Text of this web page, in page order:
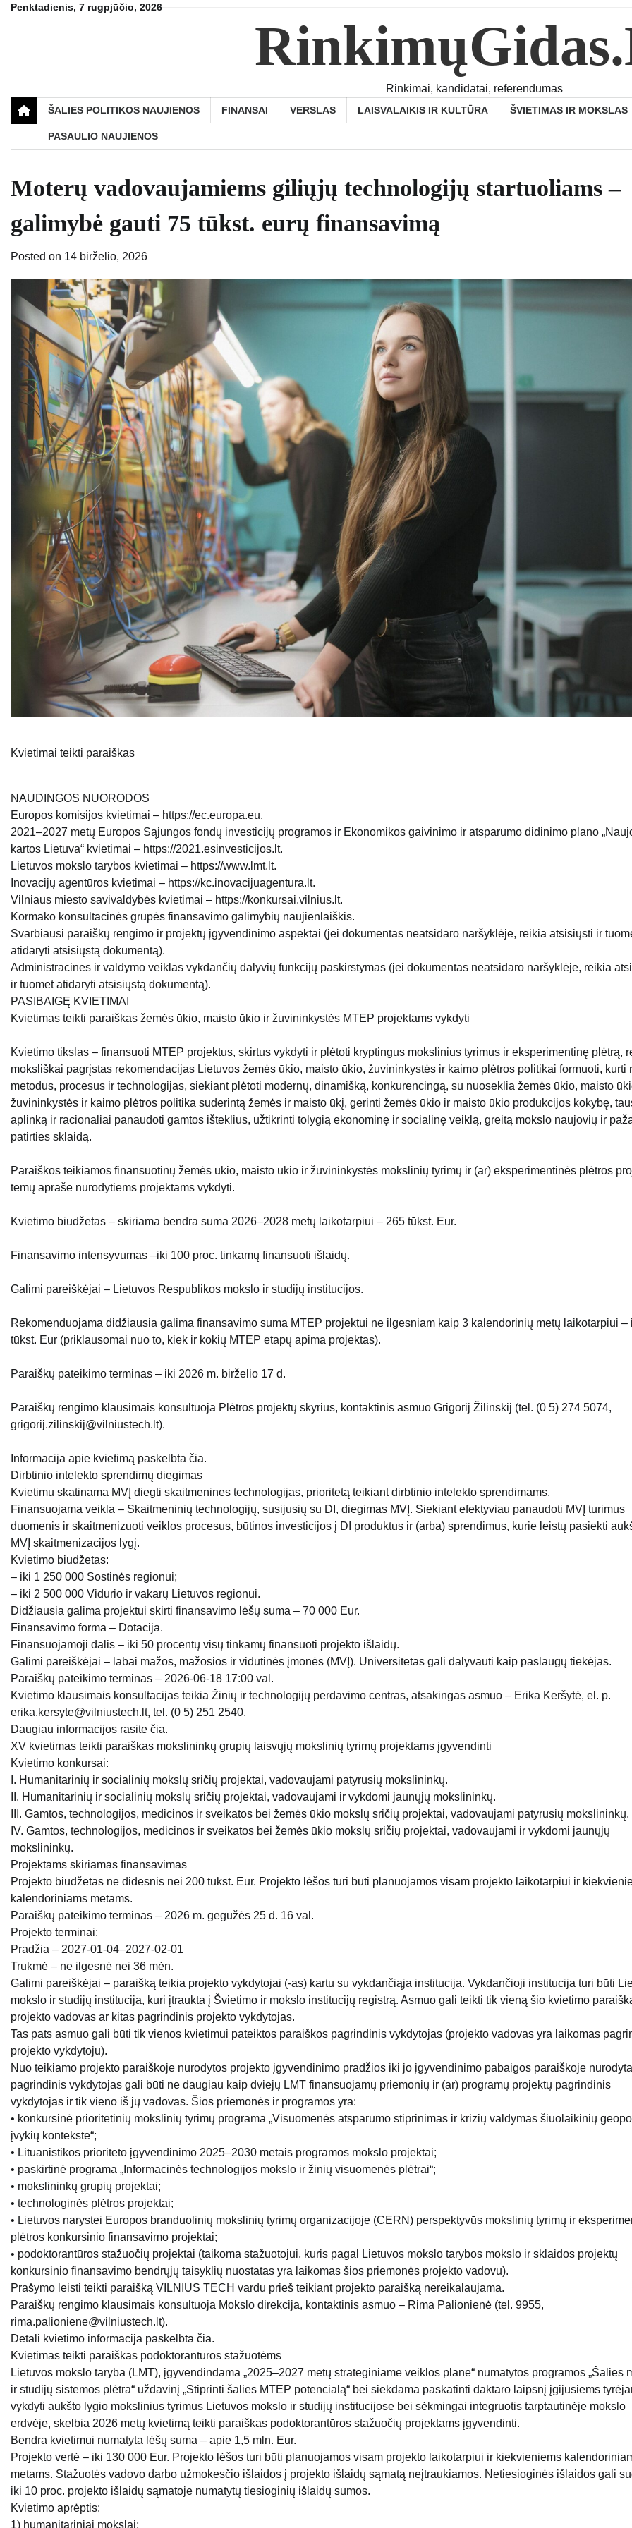
SkipPenktadienis, 7 rugpjūčio, 2026
Rinkimai, kandidatai, referendumas
ŠALIES POLITIKOS NAUJIENOS FINANSAI VERSLAS LAISVALAIKIS IR KULTŪRA ŠVIETIMAS IR MOKSLAS
PASAULIO NAUJIENOS
Moterų vadovaujamiems giliųjų technologijų startuoliams –
galimybė gauti 75 tūkst. eurų finansavimą
Posted on 14 birželio, 2026
Kvietimai teikti paraiškas
NAUDINGOS NUORODOS
Europos komisijos kvietimai – https://ec.europa.eu.
2021–2027 metų Europos Sąjungos fondų investicijų programos ir Ekonomikos gaivinimo ir atsparumo didinimo plano
kartos Lietuva“ kvietimai – https://2021.esinvesticijos.lt.
Lietuvos mokslo tarybos kvietimai – https://www.lmt.lt.
Inovacijų agentūros kvietimai – https://kc.inovacijuagentura.lt.
Vilniaus miesto savivaldybės kvietimai – https://konkursai.vilnius.lt.
Kormako konsultacinės grupės finansavimo galimybių naujienlaiškis.
Svarbiausi paraiškų rengimo ir projektų įgyvendinimo aspektai (jei dokumentas neatsidaro naršyklėje, reikia atsisiųsti ir
atidaryti atsisiųstą dokumentą).
Administracines ir valdymo veiklas vykdančių dalyvių funkcijų paskirstymas (jei dokumentas neatsidaro naršyklėje, reikia
ir tuomet atidaryti atsisiųstą dokumentą).
PASIBAIGĘ KVIETIMAI
Kvietimas teikti paraiškas žemės ūkio, maisto ūkio ir žuvininkystės MTEP projektams vykdyti
Kvietimo tikslas – finansuoti MTEP projektus, skirtus vykdyti ir plėtoti kryptingus mokslinius tyrimus ir eksperimentinę plėtrą,
moksliškai pagrįstas rekomendacijas Lietuvos žemės ūkio, maisto ūkio, žuvininkystės ir kaimo plėtros politikai formuoti, kurti
metodus, procesus ir technologijas, siekiant plėtoti modernų, dinamišką, konkurencingą, su nuoseklia žemės ūkio, maisto
žuvininkystės ir kaimo plėtros politika suderintą žemės ir maisto ūkį, gerinti žemės ūkio ir maisto ūkio produkcijos kokybę,
aplinką ir racionaliai panaudoti gamtos išteklius, užtikrinti tolygią ekonominę ir socialinę veiklą, greitą mokslo naujovių ir
patirties sklaidą.
Paraiškos teikiamos finansuotinų žemės ūkio, maisto ūkio ir žuvininkystės mokslinių tyrimų ir (ar) eksperimentinės plėtros
temų apraše nurodytiems projektams vykdyti.
Kvietimo biudžetas – skiriama bendra suma 2026–2028 metų laikotarpiui – 265 tūkst. Eur.
Finansavimo intensyvumas –iki 100 proc. tinkamų finansuoti išlaidų.
Galimi pareiškėjai – Lietuvos Respublikos mokslo ir studijų institucijos.
Rekomenduojama didžiausia galima finansavimo suma MTEP projektui ne ilgesniam kaip 3 kalendorinių metų laikotarpiui –
tūkst. Eur (priklausomai nuo to, kiek ir kokių MTEP etapų apima projektas).
Paraiškų pateikimo terminas – iki 2026 m. birželio 17 d.
Paraiškų rengimo klausimais konsultuoja Plėtros projektų skyrius, kontaktinis asmuo Grigorij Žilinskij (tel. (0 5) 274 5074,
grigorij.zilinskij@vilniustech.lt).
Informacija apie kvietimą paskelbta čia.
Dirbtinio intelekto sprendimų diegimas
Kvietimu skatinama MVĮ diegti skaitmenines technologijas, prioritetą teikiant dirbtinio intelekto sprendimams.
Finansuojama veikla – Skaitmeninių technologijų, susijusių su DI, diegimas MVĮ. Siekiant efektyviau panaudoti MVĮ turimus
duomenis ir skaitmenizuoti veiklos procesus, būtinos investicijos į DI produktus ir (arba) sprendimus, kurie leistų pasiekti
MVĮ skaitmenizacijos lygį.
Kvietimo biudžetas:
– iki 1 250 000 Sostinės regionui;
– iki 2 500 000 Vidurio ir vakarų Lietuvos regionui.
Didžiausia galima projektui skirti finansavimo lėšų suma – 70 000 Eur.
Finansavimo forma – Dotacija.
Finansuojamoji dalis – iki 50 procentų visų tinkamų finansuoti projekto išlaidų.
Galimi pareiškėjai – labai mažos, mažosios ir vidutinės įmonės (MVĮ). Universitetas gali dalyvauti kaip paslaugų tiekėjas.
Paraiškų pateikimo terminas – 2026-06-18 17:00 val.
Kvietimo klausimais konsultacijas teikia Žinių ir technologijų perdavimo centras, atsakingas asmuo – Erika Keršytė, el. p.
erika.kersyte@vilniustech.lt, tel. (0 5) 251 2540.
Daugiau informacijos rasite čia.
XV kvietimas teikti paraiškas mokslininkų grupių laisvųjų mokslinių tyrimų projektams įgyvendinti
Kvietimo konkursai:
I. Humanitarinių ir socialinių mokslų sričių projektai, vadovaujami patyrusių mokslininkų.
II. Humanitarinių ir socialinių mokslų sričių projektai, vadovaujami ir vykdomi jaunųjų mokslininkų.
III. Gamtos, technologijos, medicinos ir sveikatos bei žemės ūkio mokslų sričių projektai, vadovaujami patyrusių mokslininkų.
IV. Gamtos, technologijos, medicinos ir sveikatos bei žemės ūkio mokslų sričių projektai, vadovaujami ir vykdomi jaunųjų
mokslininkų.
Projektams skiriamas finansavimas
Projekto biudžetas ne didesnis nei 200 tūkst. Eur. Projekto lėšos turi būti planuojamos visam projekto laikotarpiui ir
kalendoriniams metams.
Paraiškų pateikimo terminas – 2026 m. gegužės 25 d. 16 val.
Projekto terminai:
Pradžia – 2027-01-04–2027-02-01
Trukmė – ne ilgesnė nei 36 mėn.
Galimi pareiškėjai – paraišką teikia projekto vykdytojai (-as) kartu su vykdančiąja institucija. Vykdančioji institucija turi būti
mokslo ir studijų institucija, kuri įtraukta į Švietimo ir mokslo institucijų registrą. Asmuo gali teikti tik vieną šio kvietimo
projekto vadovas ar kitas pagrindinis projekto vykdytojas.
Tas pats asmuo gali būti tik vienos kvietimui pateiktos paraiškos pagrindinis vykdytojas (projekto vadovas yra laikomas
projekto vykdytoju).
Nuo teikiamo projekto paraiškoje nurodytos projekto įgyvendinimo pradžios iki jo įgyvendinimo pabaigos paraiškoje
pagrindinis vykdytojas gali būti ne daugiau kaip dviejų LMT finansuojamų priemonių ir (ar) programų projektų pagrindinis
vykdytojas ir tik vieno iš jų vadovas. Šios priemonės ir programos yra:
• konkursinė prioritetinių mokslinių tyrimų programa „Visuomenės atsparumo stiprinimas ir krizių valdymas šiuolaikinių
įvykių kontekste“;
• Lituanistikos prioriteto įgyvendinimo 2025–2030 metais programos mokslo projektai;
• paskirtinė programa „Informacinės technologijos mokslo ir žinių visuomenės plėtrai“;
• mokslininkų grupių projektai;
• technologinės plėtros projektai;
• Lietuvos narystei Europos branduolinių mokslinių tyrimų organizacijoje (CERN) perspektyvūs mokslinių tyrimų ir
plėtros konkursinio finansavimo projektai;
• podoktorantūros stažuočių projektai (taikoma stažuotojui, kuris pagal Lietuvos mokslo tarybos mokslo ir sklaidos projektų
konkursinio finansavimo bendrųjų taisyklių nuostatas yra laikomas šios priemonės projekto vadovu).
Prašymo leisti teikti paraišką VILNIUS TECH vardu prieš teikiant projekto paraišką nereikalaujama.
Paraiškų rengimo klausimais konsultuoja Mokslo direkcija, kontaktinis asmuo – Rima Palionienė (tel. 9955,
rima.palioniene@vilniustech.lt).
Detali kvietimo informacija paskelbta čia.
Kvietimas teikti paraiškas podoktorantūros stažuotėms
Lietuvos mokslo taryba (LMT), įgyvendindama „2025–2027 metų strateginiame veiklos plane“ numatytos programos „Šalies
ir studijų sistemos plėtra“ uždavinį „Stiprinti šalies MTEP potencialą“ bei siekdama paskatinti daktaro laipsnį įgijusiems
vykdyti aukšto lygio mokslinius tyrimus Lietuvos mokslo ir studijų institucijose bei sėkmingai integruotis tarptautinėje mokslo
erdvėje, skelbia 2026 metų kvietimą teikti paraiškas podoktorantūros stažuočių projektams įgyvendinti.
Bendra kvietimui numatyta lėšų suma – apie 1,5 mln. Eur.
Projekto vertė – iki 130 000 Eur. Projekto lėšos turi būti planuojamos visam projekto laikotarpiui ir kiekvieniems
metams. Stažuotės vadovo darbo užmokesčio išlaidos į projekto išlaidų sąmatą neįtraukiamos. Netiesioginės išlaidos gali
iki 10 proc. projekto išlaidų sąmatoje numatytų tiesioginių išlaidų sumos.
Kvietimo aprėptis:
1) humanitariniai mokslai;